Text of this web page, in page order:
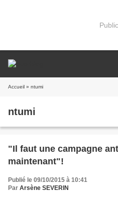
Accueil » ntumi
ntumi
"Il faut une campagne
maintenant"!
Publié le 09/10/2015 à 10:41
Par Arsène SEVERIN